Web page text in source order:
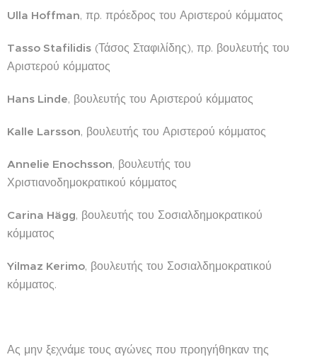
Ulla Hoffman, πρ. πρόεδρος του Αριστερού κόμματος
Tasso Stafilidis (Τάσος Σταφιλίδης), πρ. βουλευτής του
Αριστερού κόμματος
Hans Linde, βουλευτής του Αριστερού κόμματος
Kalle Larsson, βουλευτής του Αριστερού κόμματος
Annelie Enochsson, βουλευτής του
Χριστιανοδημοκρατικού κόμματος
Carina Hägg, βουλευτής του Σοσιαλδημοκρατικού
κόμματος
Yilmaz Kerimo, βουλευτής του Σοσιαλδημοκρατικού
κόμματος.
Ας μην ξεχνάμε τους αγώνες που προηγήθηκαν της